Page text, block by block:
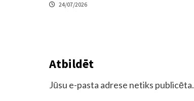
24/07/2026
Atbildēt
Jūsu e-pasta adrese netiks publicēta.